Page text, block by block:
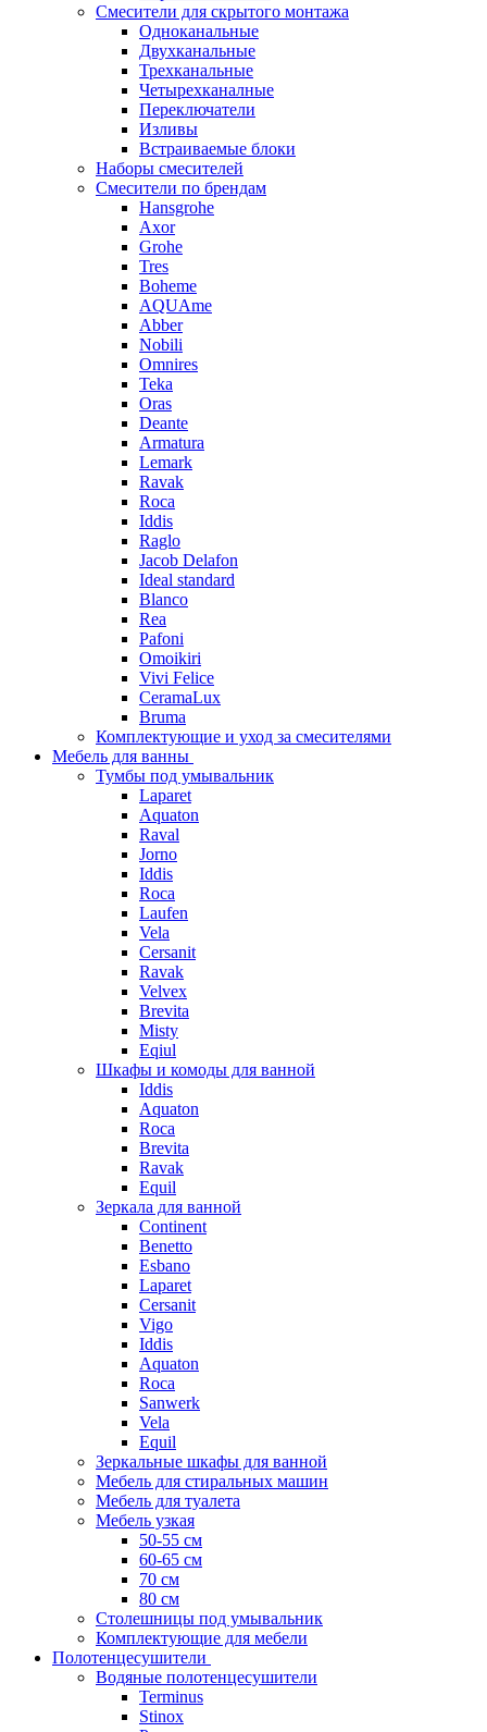
Смесители для скрытого монтажа
Одноканальные
Двухканальные
Трехканальные
Четырехканалные
Переключатели
Изливы
Встраиваемые блоки
Наборы смесителей
Смесители по брендам
Hansgrohe
Axor
Grohe
Tres
Boheme
AQUAme
Abber
Nobili
Omnires
Teka
Oras
Deante
Armatura
Lemark
Ravak
Roca
Iddis
Raglo
Jacob Delafon
Ideal standard
Blanco
Rea
Pafoni
Omoikiri
Vivi Felice
CeramaLux
Bruma
Комплектующие и уход за смесителями
Мебель для ванны
Тумбы под умывальник
Laparet
Aquaton
Raval
Jorno
Iddis
Roca
Laufen
Vela
Cersanit
Ravak
Velvex
Brevita
Misty
Eqiul
Шкафы и комоды для ванной
Iddis
Aquaton
Roca
Brevita
Ravak
Equil
Зеркала для ванной
Continent
Benetto
Esbano
Laparet
Cersanit
Vigo
Iddis
Aquaton
Roca
Sanwerk
Vela
Equil
Зеркальные шкафы для ванной
Мебель для стиральных машин
Мебель для туалета
Мебель узкая
50-55 см
60-65 см
70 см
80 см
Столешницы под умывальник
Комплектующие для мебели
Полотенцесушители
Водяные полотенцесушители
Terminus
Stinox